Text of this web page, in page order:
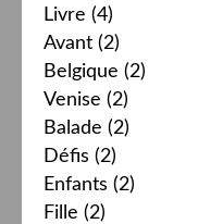
Livre (4)
Avant (2)
Belgique (2)
Venise (2)
Balade (2)
Défis (2)
Enfants (2)
Fille (2)